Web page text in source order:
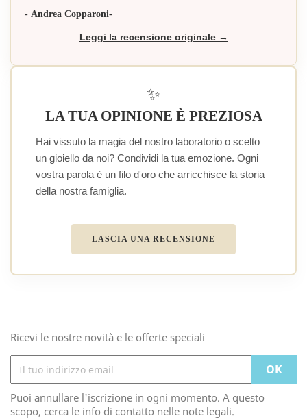
- Andrea Copparoni-
Leggi la recensione originale →
✨
LA TUA OPINIONE È PREZIOSA
Hai vissuto la magia del nostro laboratorio o scelto
un gioiello da noi? Condividi la tua emozione. Ogni
vostra parola è un filo d'oro che arricchisce la storia
della nostra famiglia.
LASCIA UNA RECENSIONE
Ricevi le nostre novità e le offerte speciali
Puoi annullare l'iscrizione in ogni momento. A questo
scopo, cerca le info di contatto nelle note legali.